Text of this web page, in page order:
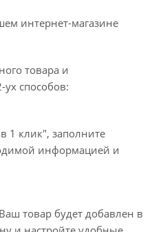
интернет-магазине
товара и
ух способов:
1 клик", заполните
информацией и
товар будет добавлен в